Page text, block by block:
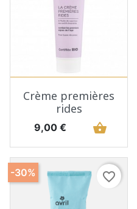
Crème premières
rides
Prix
9,00 € shopping_basket
favorite_border
-30%